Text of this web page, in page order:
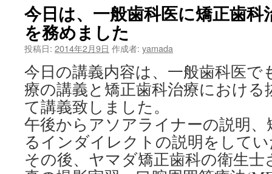
ツ
へ
キ
ッ
プ
今日は、一般歯科医に矯正歯
を務めました
投稿日: 2014年2月9日 作成者: yamada
今日の講義内容は、一般歯科医で
療の講義と矯正歯科治療における
て講義致しました。
午後からアソアライナーの説明
るインダイレクトの説明をして
その後、ヤマダ矯正歯科の衛生